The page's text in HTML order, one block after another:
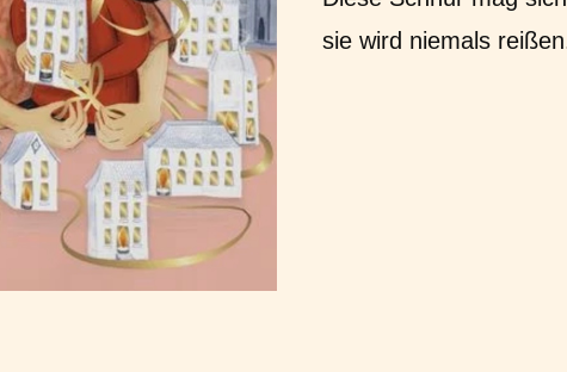
sie wird niemals